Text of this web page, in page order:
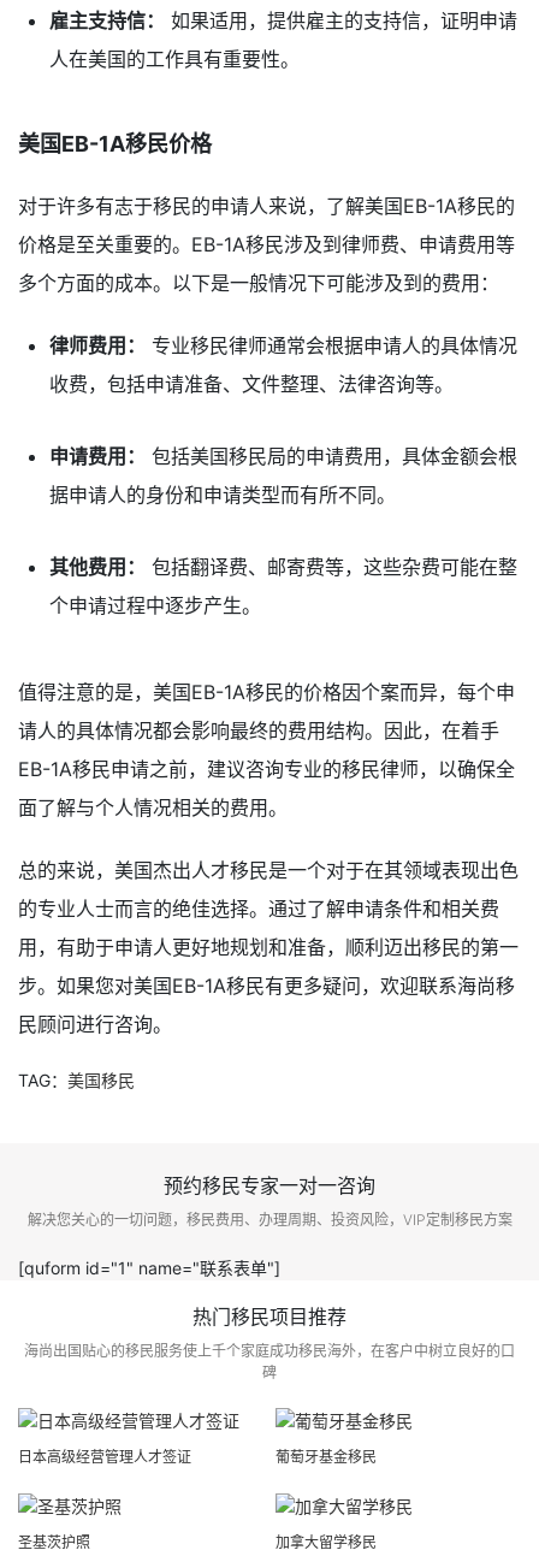
雇主支持信：
如果适用，提供雇主的支持信，证明申请
人在美国的工作具有重要性。
美国EB-1A移民价格
对于许多有志于移民的申请人来说，了解美国EB-1A移民的
价格是至关重要的。EB-1A移民涉及到律师费、申请费用等
多个方面的成本。以下是一般情况下可能涉及到的费用：
律师费用：
专业移民律师通常会根据申请人的具体情况
收费，包括申请准备、文件整理、法律咨询等。
申请费用：
包括美国移民局的申请费用，具体金额会根
据申请人的身份和申请类型而有所不同。
其他费用：
包括翻译费、邮寄费等，这些杂费可能在整
个申请过程中逐步产生。
值得注意的是，美国EB-1A移民的价格因个案而异，每个申
请人的具体情况都会影响最终的费用结构。因此，在着手
EB-1A移民申请之前，建议咨询专业的移民律师，以确保全
面了解与个人情况相关的费用。
总的来说，美国杰出人才移民是一个对于在其领域表现出色
的专业人士而言的绝佳选择。通过了解申请条件和相关费
用，有助于申请人更好地规划和准备，顺利迈出移民的第一
步。如果您对美国EB-1A移民有更多疑问，欢迎联系海尚移
民顾问进行咨询。
TAG： 美国移民
预约移民专家一对一咨询
解决您关心的一切问题，移民费用、办理周期、投资风险，VIP定制移民方案
[quform id="1" name="联系表单"]
热门移民项目推荐
海尚出国贴心的移民服务使上千个家庭成功移民海外，在客户中树立良好的口
碑
日本高级经营管理人才签证 葡萄牙基金移民
圣基茨护照 加拿大留学移民